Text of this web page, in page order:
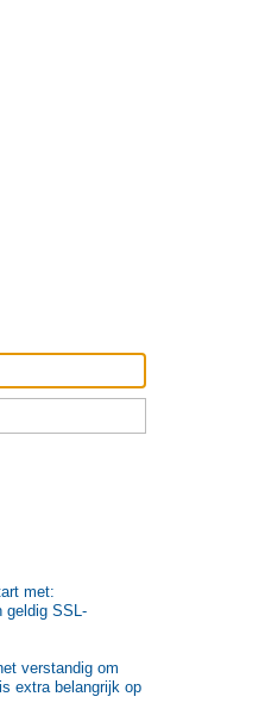
met:
geldig SSL-
verstandig om
extra belangrijk op